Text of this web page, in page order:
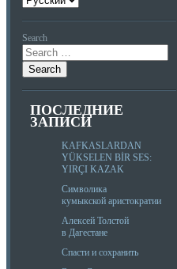
Search
ПОСЛЕДНИЕ
ЗАПИСИ
KAFKASLARDAN
YÜKSELEN BİR SES:
YIRÇI KAZAK
Символика
кумыкской аристократии
Алексей Толстой
в Дагестане
Спасти и сохранить